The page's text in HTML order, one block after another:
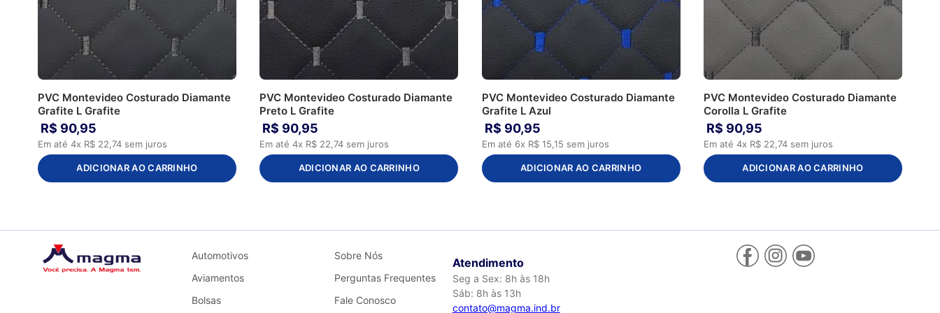
PVC Montevideo Costurado Diamante
Grafite L Grafite
R$ 90,95
Em até4x R$ 22,74 sem juros
ADICIONAR AO CARRINHO
PVC Montevideo Costurado Diamante
Preto L Grafite
R$ 90,95
Em até4x R$ 22,74 sem juros
ADICIONAR AO CARRINHO
PVC Montevideo Costurado Diamante
Grafite L Azul
R$ 90,95
Em até 6x R$ 15,15 sem juros
ADICIONAR AO CARRINHO
PVC Montevideo Costurado Diamante
Corolla L Grafite
R$ 90,95
Em até 4x R$ 22,74sem juros
ADICIONAR AO CARRINHO
Automotivos
Aviamentos
Bolsas
Sobre Nós
Perguntas Frequentes
Fale Conosco
Atendimento
Seg a Sex: 8h às 18h
Sáb: 8h às 13h
contato@magma.ind.br